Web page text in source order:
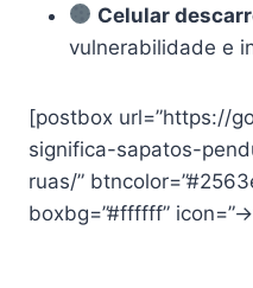
Celular
vulnerabilidade e
[postbox url=”https://
significa-sapatos-
ruas/”
boxbg=”#ffffff”